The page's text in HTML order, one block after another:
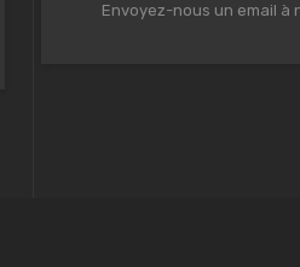
Envoyez-nous un email à